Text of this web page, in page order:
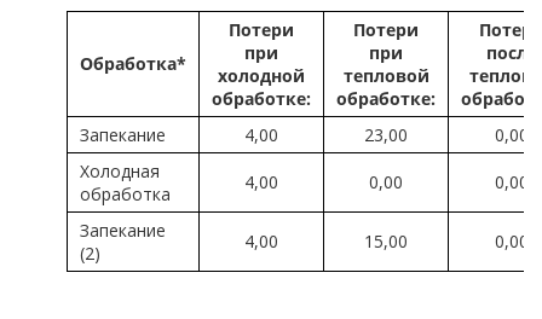
Обработка*
Потери
при
холодной
обработке:
Потери
при
тепловой
обработке:
после
Запекание
4,00 23,00
0,00
Холодная
обработка
4,00 0,00 0,00
Запекание
(2)
4,00 15,00 0,00